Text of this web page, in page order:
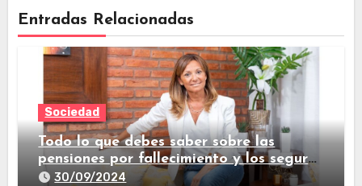
Entradas Relacionadas
Sociedad
Todo lo que debes saber sobre las
pensiones por fallecimiento y los seguros
de vida
30/09/2024